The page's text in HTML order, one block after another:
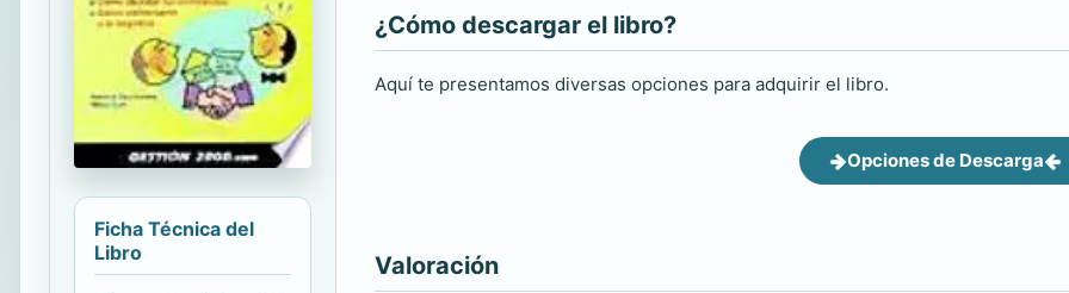
Ficha Técnica del
Libro
¿Cómo descargar el libro?
Aquí te presentamos diversas opciones para adquirir el libro.
Opciones de Descarga
Valoración